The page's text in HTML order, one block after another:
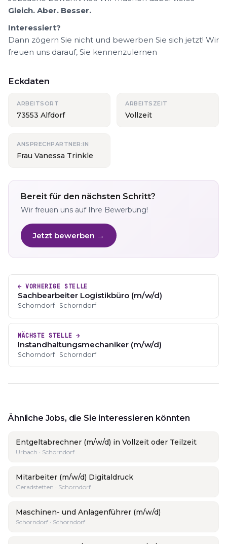
Gleich. Aber. Besser.
Interessiert?
Dann zögern Sie nicht und bewerben Sie sich jetzt! Wir
freuen uns darauf, Sie kennenzulernen
Eckdaten
ARBEITSORT
73553 Alfdorf
ARBEITSZEIT
Vollzeit
ANSPRECHPARTNER:IN
Frau Vanessa Trinkle
Bereit für den nächsten Schritt?
Wir freuen uns auf Ihre Bewerbung!
Jetzt bewerben →
← VORHERIGE STELLE
Sachbearbeiter Logistikbüro (m/w/d)
Schorndorf · Schorndorf
NÄCHSTE STELLE →
Instandhaltungsmechaniker (m/w/d)
Schorndorf · Schorndorf
Ähnliche Jobs, die Sie interessieren könnten
Entgeltabrechner (m/w/d) in Vollzeit oder Teilzeit
Urbach · Schorndorf
Mitarbeiter (m/w/d) Digitaldruck
Geradstetten · Schorndorf
Maschinen- und Anlagenführer (m/w/d)
Schorndorf · Schorndorf